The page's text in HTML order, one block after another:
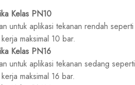
Kelas PN10
untuk aplikasi tekanan rendah
maksimal 10 bar.
Kelas PN16
untuk aplikasi tekanan sedang
maksimal 16 bar.